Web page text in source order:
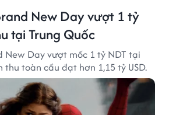
New Day vượt 1 tỷ
tại Trung Quốc
New Day vượt mốc 1 tỷ NDT tại
thu toàn cầu đạt hơn 1,15 tỷ USD.